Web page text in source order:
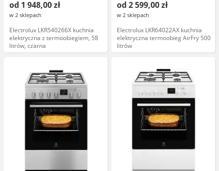
od 1 948,00 zł
w 2 sklepach
Electrolux LKR540266X kuchnia
elektryczna z termoobiegiem, 58
litrów, czarna
od 2 599,00 zł
w 2 sklepach
Electrolux LKR64022AX kuchnia
elektryczna termoobieg AirFry 500
litrów